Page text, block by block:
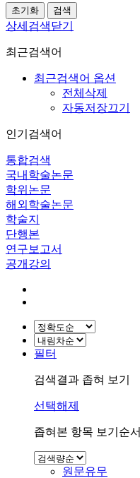
상세검색닫기
최근검색어
최근검색어 옵션
전체삭제
자동저장끄기
인기검색어
통합검색
국내학술논문
학위논문
해외학술논문
학술지
단행본
연구보고서
공개강의
필터
검색결과 좁혀 보기
선택해제
좁혀본 항목 보기순서
원문유무